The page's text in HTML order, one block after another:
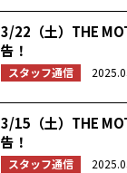
3/22（土）THE
告！
スタッフ通信
3/15（土）THE
告！
スタッフ通信